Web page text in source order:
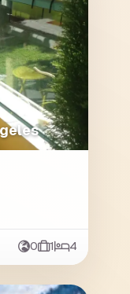
0 1 4